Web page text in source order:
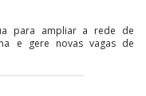
para ampliar a rede de
e gere novas vagas de